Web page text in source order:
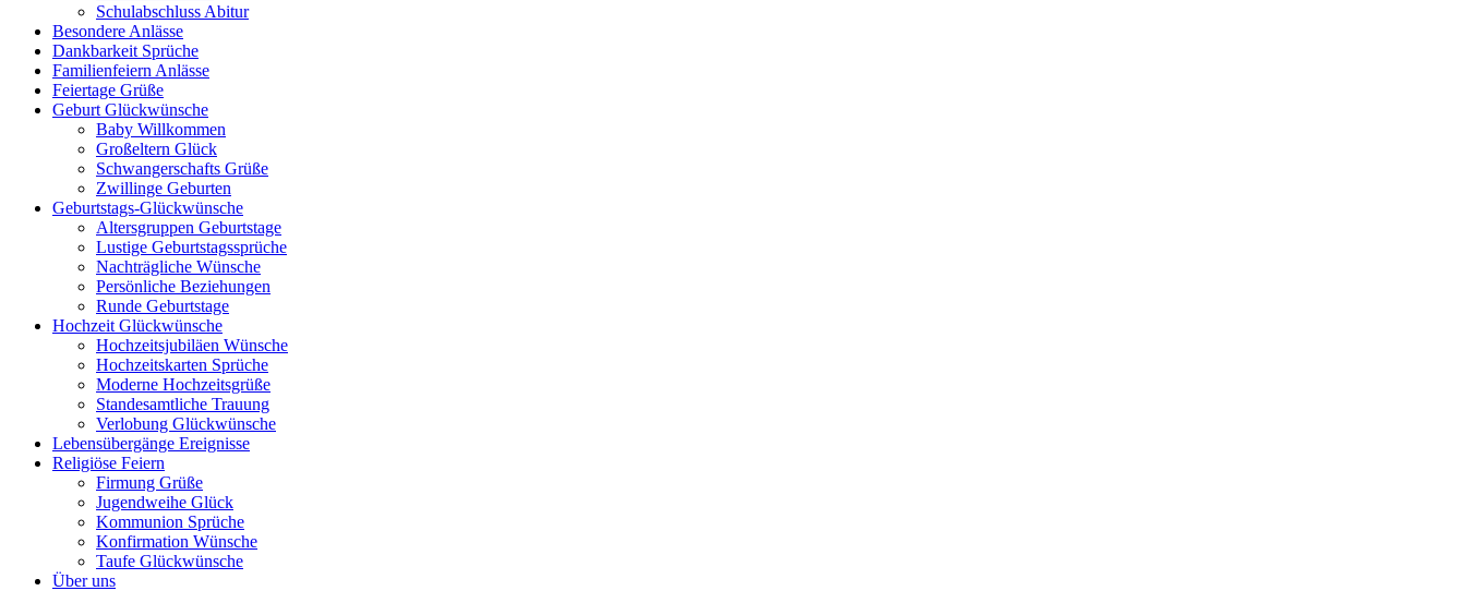
Schulabschluss Abitur
Besondere Anlässe
Dankbarkeit Sprüche
Familienfeiern Anlässe
Feiertage Grüße
Geburt Glückwünsche
Baby Willkommen
Großeltern Glück
Schwangerschafts Grüße
Zwillinge Geburten
Geburtstags-Glückwünsche
Altersgruppen Geburtstage
Lustige Geburtstagssprüche
Nachträgliche Wünsche
Persönliche Beziehungen
Runde Geburtstage
Hochzeit Glückwünsche
Hochzeitsjubiläen Wünsche
Hochzeitskarten Sprüche
Moderne Hochzeitsgrüße
Standesamtliche Trauung
Verlobung Glückwünsche
Lebensübergänge Ereignisse
Religiöse Feiern
Firmung Grüße
Jugendweihe Glück
Kommunion Sprüche
Konfirmation Wünsche
Taufe Glückwünsche
Über uns